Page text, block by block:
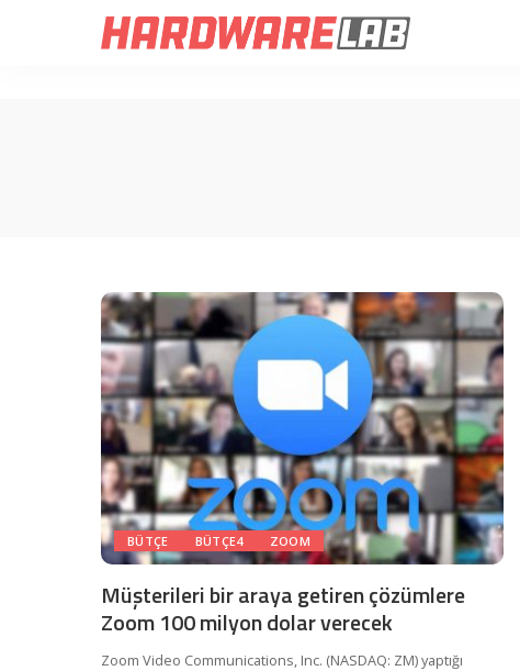
BÜTÇE BÜTÇE4 ZOOM
Müşterileri bir araya getiren çözümlere
Zoom 100 milyon dolar verecek
Zoom Video Communications, Inc. (NASDAQ: ZM) yaptığı